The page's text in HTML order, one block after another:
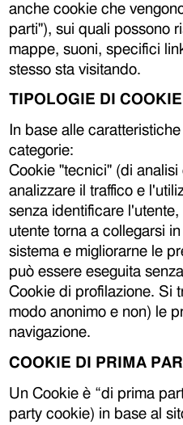
anche cookie che
parti"), sui quali possono
mappe, suoni, specifici
stesso sta visitando.
TIPOLOGIE DI COOKIE
In base alle
categorie:
Cookie "tecnici" (di
analizzare il traffico e
senza identificare
utente torna a collegarsi
sistema e migliorarne le
può essere eseguita
Cookie di profilazione. Si
modo anonimo e non) le
navigazione.
COOKIE DI PRIMA
Un Cookie è “di prima
party cookie) in base al